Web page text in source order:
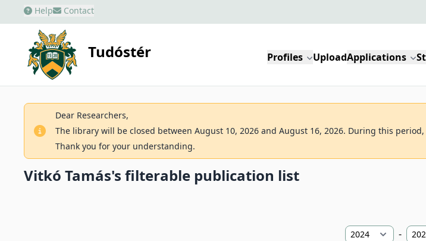
Help Contact
Tudóstér Profiles UploadApplications
Dear Researchers,
The library will be closed between August 10, 2026 and August 16, 2026. During this
Thank you for your understanding.
Vitkó Tamás's filterable publication list
-